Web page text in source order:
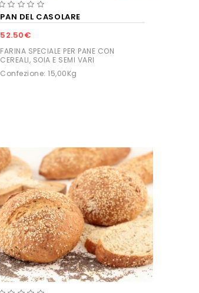
PAN DEL CASOLARE
52.50€
FARINA SPECIALE PER PANE CON
CEREALI, SOIA E SEMI VARI
Confezione: 15,00Kg